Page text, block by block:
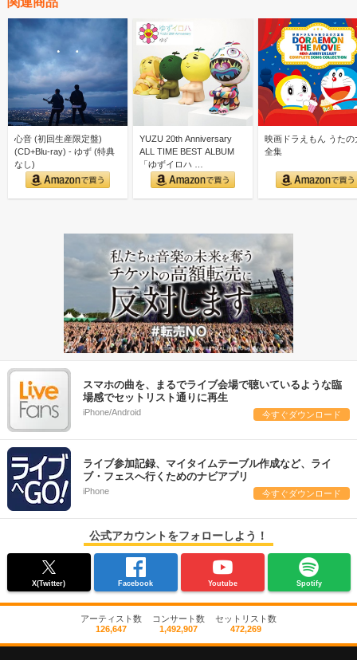
心音 (初回生産限定盤)
(CD+Blu-ray) - ゆず (特典
なし)
YUZU 20th Anniversary
ALL TIME BEST ALBUM
「ゆずイロハ …
映画ドラえもん うたの
全集
スマホの曲を、まるでライブ会場で聴いているような臨
場感でセットリスト通りに再生
iPhone/Android 今すぐダウンロード
ライブ参加記録、マイタイムテーブル作成など、ライ
ブ・フェスへ行くためのナビアプリ
iPhone 今すぐダウンロード
公式アカウントをフォローしよう！
X(Twitter) Facebook Youtube Spotify
アーティスト数
126,647
コンサート数
1,492,907
セットリスト数
472,269